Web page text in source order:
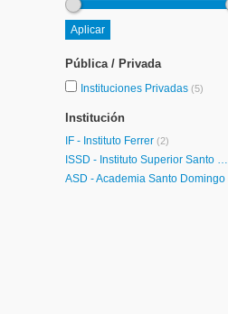
Pública / Privada
Instituciones Privadas (5)
Institución
IF - Instituto Ferrer (2)
ISSD - Instituto Superior Santo Domingo
ASD - Academia Santo Domingo